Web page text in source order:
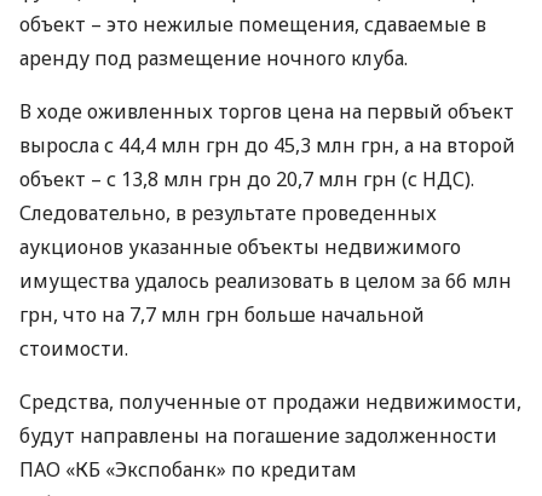
объект – это нежилые помещения, сдаваемые в
аренду под размещение ночного клуба.
В ходе оживленных торгов цена на первый объект
выросла с 44,4 млн грн до 45,3 млн грн, а на второй
объект – с 13,8 млн грн до 20,7 млн грн (с НДС).
Следовательно, в результате проведенных
аукционов указанные объекты недвижимого
имущества удалось реализовать в целом за 66 млн
грн, что на 7,7 млн грн больше начальной
стоимости.
Средства, полученные от продажи недвижимости,
будут направлены на погашение задолженности
ПАО «КБ «Экспобанк» по кредитам